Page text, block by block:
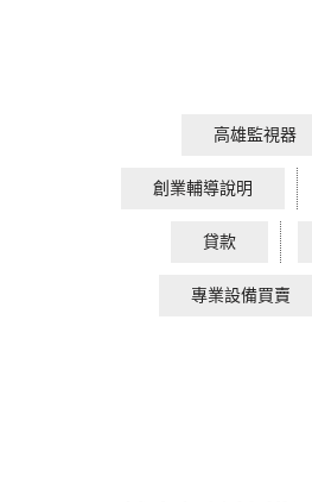
高雄監視器
創業輔導說明
貸款
專業設備買賣